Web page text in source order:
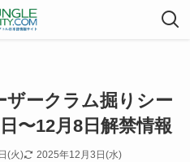
ザークラム掘りシー
〜12月8日解禁情報
(火) 2025年12月3日(水)